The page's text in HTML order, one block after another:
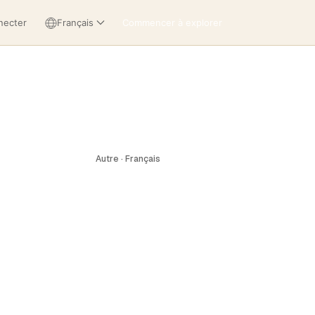
Commencer à explorer
Français
Autre · Français